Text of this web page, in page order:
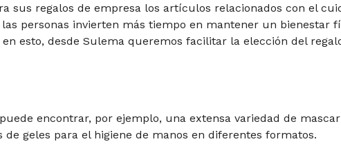
sus regalos de empresa los artículos relacionados con el
personas invierten más tiempo en mantener un bienestar
en esto, desde Sulema queremos facilitar la elección del
puede encontrar, por ejemplo, una extensa variedad de
de geles para el higiene de manos en diferentes formatos.